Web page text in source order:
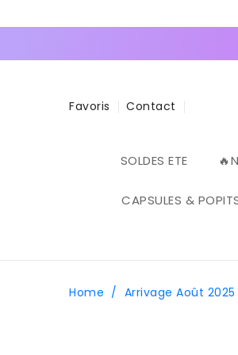
Favoris Contact
SOLDES ETE
CAPSULES &
Home / Arrivage Août 2025